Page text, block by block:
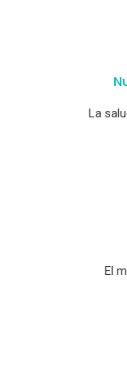
La
El